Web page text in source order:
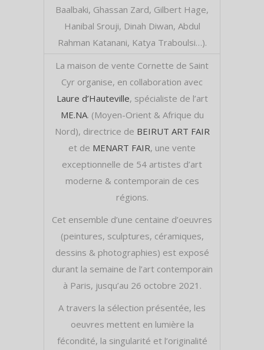
Baalbaki, Ghassan Zard, Gilbert Hage,
Hanibal Srouji, Dinah Diwan, Abdul
Rahman Katanani, Katya Traboulsi…).
La maison de vente Cornette de Saint
Cyr organise, en collaboration avec
Laure d’Hauteville, spécialiste de l’art
ME.NA. (Moyen-Orient & Afrique du
Nord), directrice de BEIRUT ART FAIR
et de MENART FAIR, une vente
exceptionnelle de 54 artistes d’art
moderne & contemporain de ces
régions.
Cet ensemble d’une centaine d’oeuvres
(peintures, sculptures, céramiques,
dessins & photographies) est exposé
durant la semaine de l’art contemporain
à Paris, jusqu’au 26 octobre 2021.
A travers la sélection présentée, les
oeuvres mettent en lumière la
fécondité, la singularité et l’originalité